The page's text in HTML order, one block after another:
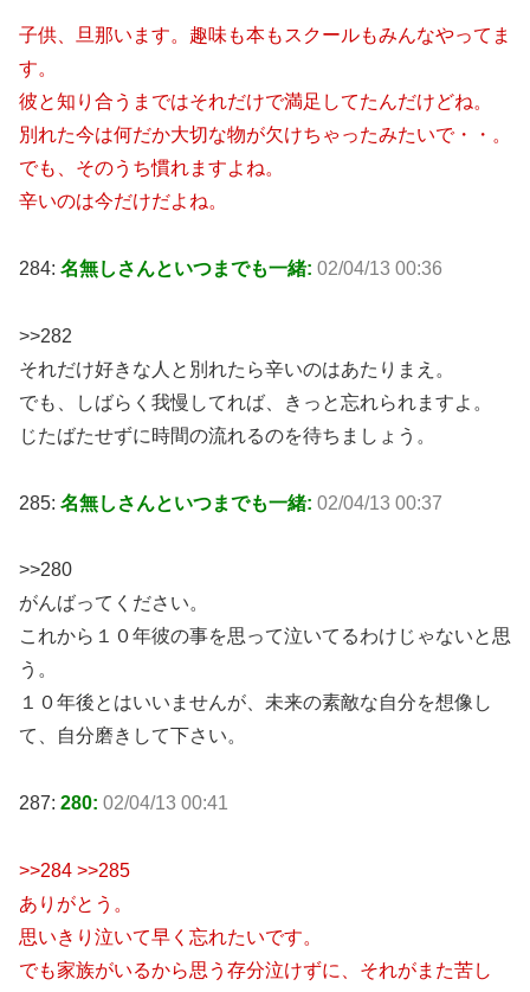
子供、旦那います。趣味も本もスクールもみんなやってま
す。
彼と知り合うまではそれだけで満足してたんだけどね。
別れた今は何だか大切な物が欠けちゃったみたいで・・。
でも、そのうち慣れますよね。
辛いのは今だけだよね。
284: 名無しさんといつまでも一緒: 02/04/13 00:36
>>282
それだけ好きな人と別れたら辛いのはあたりまえ。
でも、しばらく我慢してれば、きっと忘れられますよ。
じたばたせずに時間の流れるのを待ちましょう。
285: 名無しさんといつまでも一緒: 02/04/13 00:37
>>280
がんばってください。
これから１０年彼の事を思って泣いてるわけじゃないと思
う。
１０年後とはいいませんが、未来の素敵な自分を想像し
て、自分磨きして下さい。
287: 280: 02/04/13 00:41
>>284 >>285
ありがとう。
思いきり泣いて早く忘れたいです。
でも家族がいるから思う存分泣けずに、それがまた苦し